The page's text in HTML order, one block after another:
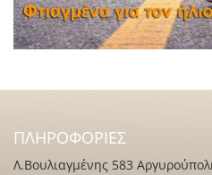
ΠΛΗΡΟΦΟΡΊΕΣ
Λ.Βουλιαγμένης 583